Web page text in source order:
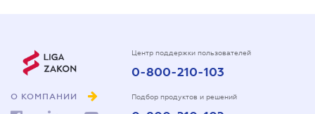
О КОМПАНИИ
Центр поддержки пользователей
0-800-210-103
Подбор продуктов и решений